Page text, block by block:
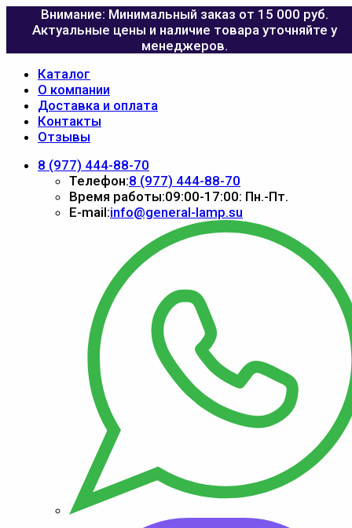
Внимание: Минимальный заказ от 15 000 руб.
Актуальные цены и наличие товара уточняйте у
менеджеров.
Каталог
О компании
Доставка и оплата
Контакты
Отзывы
8 (977) 444-88-70
Телефон:8 (977) 444-88-70
Время работы:09:00-17:00: Пн.-Пт.
E-mail:info@general-lamp.su